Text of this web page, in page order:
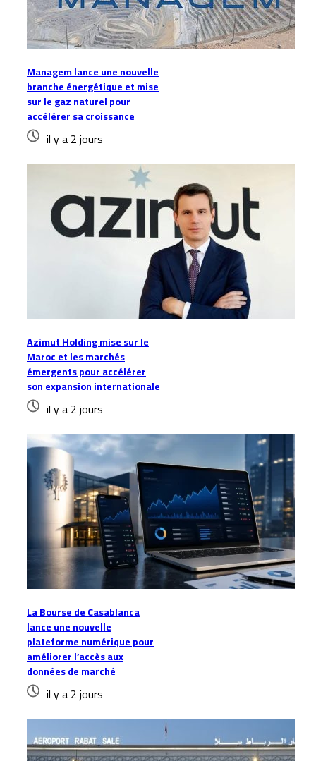
Managem lance une nouvelle
branche énergétique et mise
sur le gaz naturel pour
accélérer sa croissance
il y a 2 jours
Azimut Holding mise sur le
Maroc et les marchés
émergents pour accélérer
son expansion internationale
il y a 2 jours
La Bourse de Casablanca
lance une nouvelle
plateforme numérique pour
améliorer l’accès aux
données de marché
il y a 2 jours